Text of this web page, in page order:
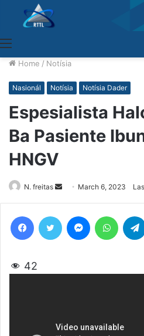
Home / Notísia
Nasionál Notísia Notísia Dader
Espesialista
Ba Pasiente
HNGV
N. freitas
Send
an
email
March 6, 2023
42